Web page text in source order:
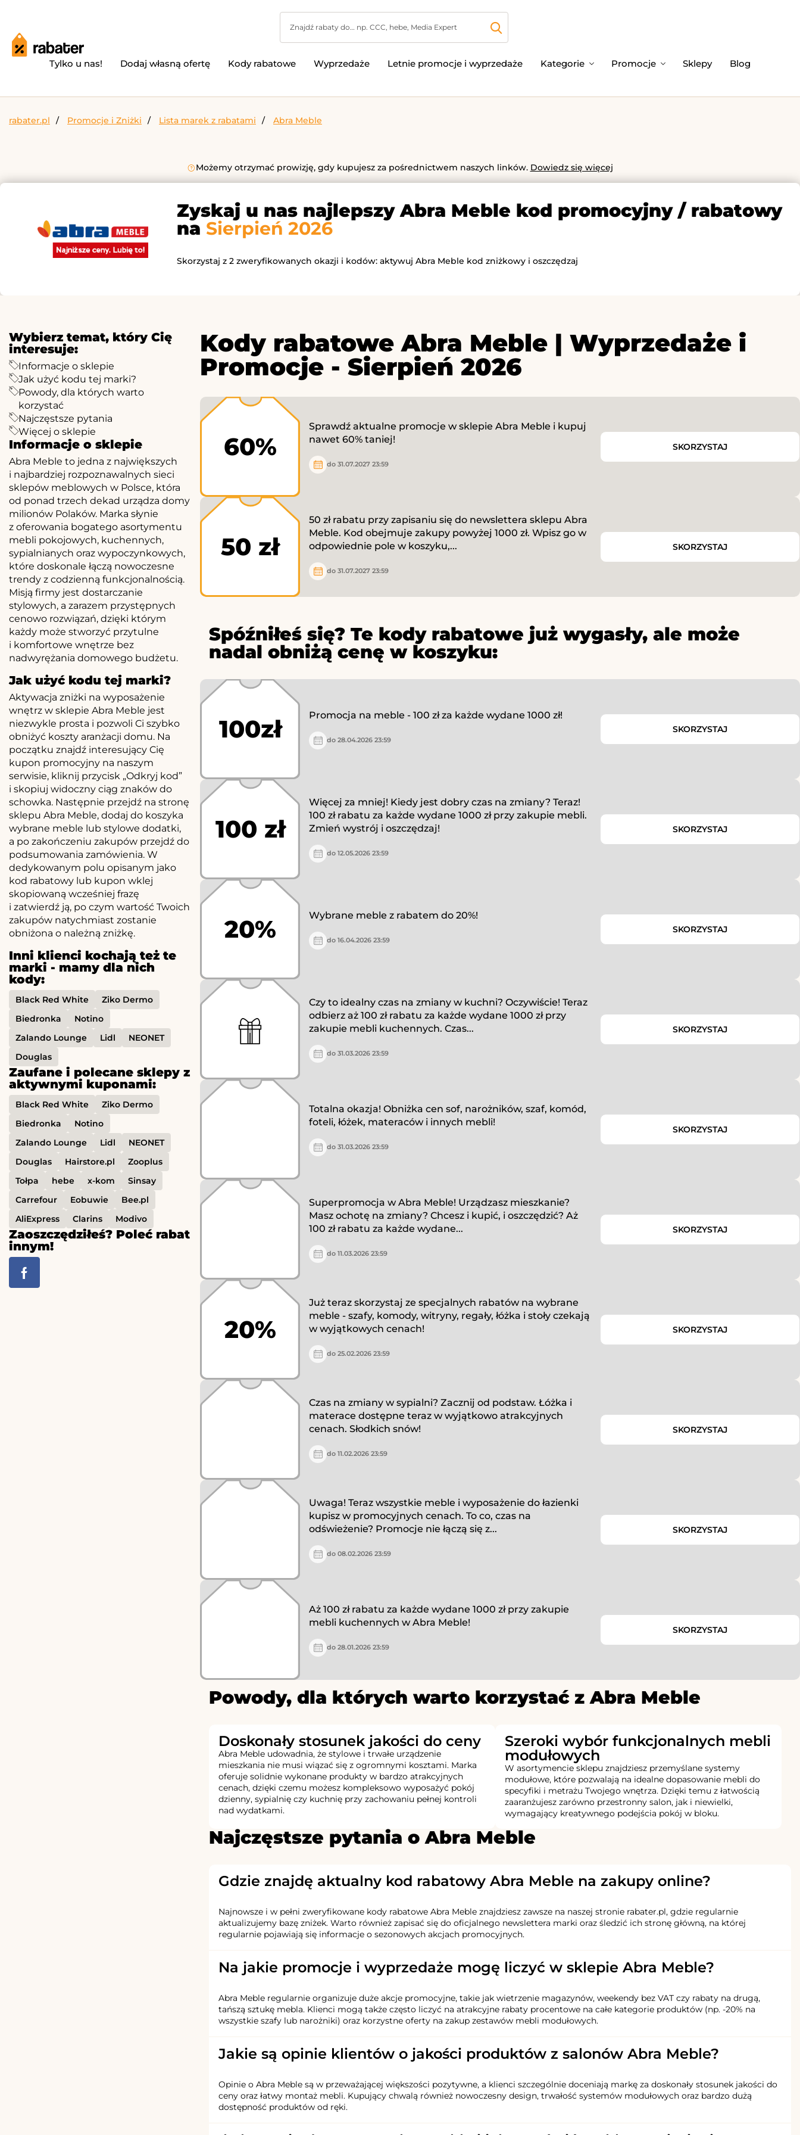
Tylko u nas! Dodaj własną ofertę Kody rabatowe Wyprzedaże Letnie promocje i wyprzedaże Kategorie Promocje Sklepy Blog
rabater.pl Promocje i Zniżki Lista marek z rabatami Abra Meble
Możemy otrzymać prowizję, gdy kupujesz za pośrednictwem naszych linków. Dowiedz się więcej
Zyskaj u nas najlepszy Abra Meble kod promocyjny / rabatowy
na Sierpień 2026
Skorzystaj z 2 zweryfikowanych okazji i kodów: aktywuj Abra Meble kod zniżkowy i oszczędzaj
Wybierz temat, który Cię
interesuje:
Informacje o sklepie
Jak użyć kodu tej marki?
Powody, dla których warto
korzystać
Najczęstsze pytania
Więcej o sklepie
Informacje o sklepie
Abra Meble to jedna z największych
i najbardziej rozpoznawalnych sieci
sklepów meblowych w Polsce, która
od ponad trzech dekad urządza domy
milionów Polaków. Marka słynie
z oferowania bogatego asortymentu
mebli pokojowych, kuchennych,
sypialnianych oraz wypoczynkowych,
które doskonale łączą nowoczesne
trendy z codzienną funkcjonalnością.
Misją firmy jest dostarczanie
stylowych, a zarazem przystępnych
cenowo rozwiązań, dzięki którym
każdy może stworzyć przytulne
i komfortowe wnętrze bez
nadwyrężania domowego budżetu.
Jak użyć kodu tej marki?
Aktywacja zniżki na wyposażenie
wnętrz w sklepie Abra Meble jest
niezwykle prosta i pozwoli Ci szybko
obniżyć koszty aranżacji domu. Na
początku znajdź interesujący Cię
kupon promocyjny na naszym
serwisie, kliknij przycisk „Odkryj kod”
i skopiuj widoczny ciąg znaków do
schowka. Następnie przejdź na stronę
sklepu Abra Meble, dodaj do koszyka
wybrane meble lub stylowe dodatki,
a po zakończeniu zakupów przejdź do
podsumowania zamówienia. W
dedykowanym polu opisanym jako
kod rabatowy lub kupon wklej
skopiowaną wcześniej frazę
i zatwierdź ją, po czym wartość Twoich
zakupów natychmiast zostanie
obniżona o należną zniżkę.
Inni klienci kochają też te
marki - mamy dla nich
kody:
Black Red White
Ziko Dermo
Biedronka
Notino
Zalando Lounge
Lidl
NEONET
Douglas
Zaufane i polecane sklepy z
aktywnymi kuponami:
Black Red White
Ziko Dermo
Biedronka
Notino
Zalando Lounge
Lidl
NEONET
Douglas
Hairstore.pl
Zooplus
Tołpa
hebe x-kom
Sinsay
Carrefour
Eobuwie
Bee.pl
AliExpress
Clarins Modivo
Zaoszczędziłeś? Poleć rabat
innym!
Kody rabatowe Abra Meble | Wyprzedaże i
Promocje - Sierpień 2026
60%
Sprawdź aktualne promocje w sklepie Abra Meble i kupuj
nawet 60% taniej!
do 31.07.2027 23:59
SKORZYSTAJ
50 zł
50 zł rabatu przy zapisaniu się do newslettera sklepu Abra
Meble. Kod obejmuje zakupy powyżej 1000 zł. Wpisz go w
odpowiednie pole w koszyku,...
do 31.07.2027 23:59
SKORZYSTAJ
Spóźniłeś się? Te kody rabatowe już wygasły, ale może
nadal obniżą cenę w koszyku:
100zł Promocja na meble - 100 zł za każde wydane 1000 zł!
do 28.04.2026 23:59
SKORZYSTAJ
100 zł
Więcej za mniej! Kiedy jest dobry czas na zmiany? Teraz!
100 zł rabatu za każde wydane 1000 zł przy zakupie mebli.
Zmień wystrój i oszczędzaj!
do 12.05.2026 23:59
SKORZYSTAJ
20% Wybrane meble z rabatem do 20%!
do 16.04.2026 23:59
SKORZYSTAJ
Czy to idealny czas na zmiany w kuchni? Oczywiście! Teraz
odbierz aż 100 zł rabatu za każde wydane 1000 zł przy
zakupie mebli kuchennych. Czas...
do 31.03.2026 23:59
SKORZYSTAJ
Totalna okazja! Obniżka cen sof, narożników, szaf, komód,
foteli, łóżek, materaców i innych mebli!
do 31.03.2026 23:59
SKORZYSTAJ
Superpromocja w Abra Meble! Urządzasz mieszkanie?
Masz ochotę na zmiany? Chcesz i kupić, i oszczędzić? Aż
100 zł rabatu za każde wydane...
do 11.03.2026 23:59
SKORZYSTAJ
20%
Już teraz skorzystaj ze specjalnych rabatów na wybrane
meble - szafy, komody, witryny, regały, łóżka i stoły czekają
w wyjątkowych cenach!
do 25.02.2026 23:59
SKORZYSTAJ
Czas na zmiany w sypialni? Zacznij od podstaw. Łóżka i
materace dostępne teraz w wyjątkowo atrakcyjnych
cenach. Słodkich snów!
do 11.02.2026 23:59
SKORZYSTAJ
Uwaga! Teraz wszystkie meble i wyposażenie do łazienki
kupisz w promocyjnych cenach. To co, czas na
odświeżenie? Promocje nie łączą się z...
do 08.02.2026 23:59
SKORZYSTAJ
Aż 100 zł rabatu za każde wydane 1000 zł przy zakupie
mebli kuchennych w Abra Meble!
do 28.01.2026 23:59
SKORZYSTAJ
Powody, dla których warto korzystać z Abra Meble
Doskonały stosunek jakości do ceny
Abra Meble udowadnia, że stylowe i trwałe urządzenie
mieszkania nie musi wiązać się z ogromnymi kosztami. Marka
oferuje solidnie wykonane produkty w bardzo atrakcyjnych
cenach, dzięki czemu możesz kompleksowo wyposażyć pokój
dzienny, sypialnię czy kuchnię przy zachowaniu pełnej kontroli
nad wydatkami.
Szeroki wybór funkcjonalnych mebli
modułowych
W asortymencie sklepu znajdziesz przemyślane systemy
modułowe, które pozwalają na idealne dopasowanie mebli do
specyfiki i metrażu Twojego wnętrza. Dzięki temu z łatwością
zaaranżujesz zarówno przestronny salon, jak i niewielki,
wymagający kreatywnego podejścia pokój w bloku.
Najczęstsze pytania o Abra Meble
Gdzie znajdę aktualny kod rabatowy Abra Meble na zakupy online?
Najnowsze i w pełni zweryfikowane kody rabatowe Abra Meble znajdziesz zawsze na naszej stronie rabater.pl, gdzie regularnie
aktualizujemy bazę zniżek. Warto również zapisać się do oficjalnego newslettera marki oraz śledzić ich stronę główną, na której
regularnie pojawiają się informacje o sezonowych akcjach promocyjnych.
Na jakie promocje i wyprzedaże mogę liczyć w sklepie Abra Meble?
Abra Meble regularnie organizuje duże akcje promocyjne, takie jak wietrzenie magazynów, weekendy bez VAT czy rabaty na drugą,
tańszą sztukę mebla. Klienci mogą także często liczyć na atrakcyjne rabaty procentowe na całe kategorie produktów (np. -20% na
wszystkie szafy lub narożniki) oraz korzystne oferty na zakup zestawów mebli modułowych.
Jakie są opinie klientów o jakości produktów z salonów Abra Meble?
Opinie o Abra Meble są w przeważającej większości pozytywne, a klienci szczególnie doceniają markę za doskonały stosunek jakości do
ceny oraz łatwy montaż mebli. Kupujący chwalą również nowoczesny design, trwałość systemów modułowych oraz bardzo dużą
dostępność produktów od ręki.